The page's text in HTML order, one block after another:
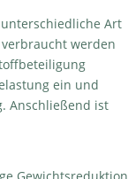
Art
werden
ein und
Anschließend ist
Gewichtsreduktion